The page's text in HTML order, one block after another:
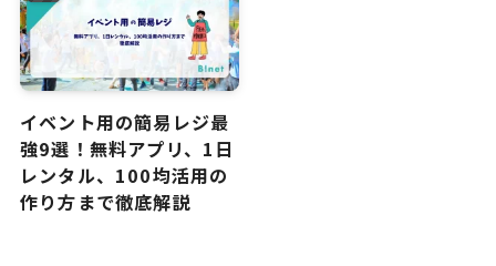
イベント用の簡易レジ最
強9選！無料アプリ、1日
レンタル、100均活用の
作り方まで徹底解説